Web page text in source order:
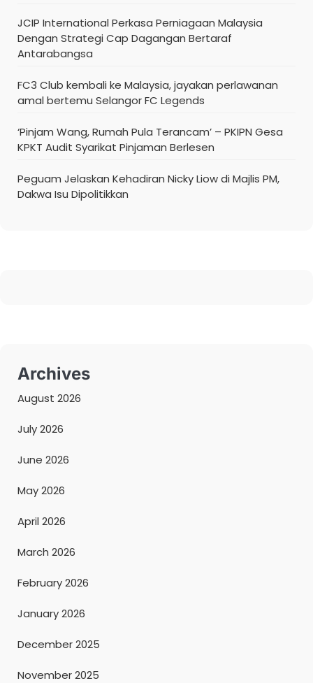
JCIP International Perkasa Perniagaan Malaysia
Dengan Strategi Cap Dagangan Bertaraf
Antarabangsa
FC3 Club kembali ke Malaysia, jayakan perlawanan
amal bertemu Selangor FC Legends
‘Pinjam Wang, Rumah Pula Terancam’ – PKIPN Gesa
KPKT Audit Syarikat Pinjaman Berlesen
Peguam Jelaskan Kehadiran Nicky Liow di Majlis PM,
Dakwa Isu Dipolitikkan
Archives
August 2026
July 2026
June 2026
May 2026
April 2026
March 2026
February 2026
January 2026
December 2025
November 2025